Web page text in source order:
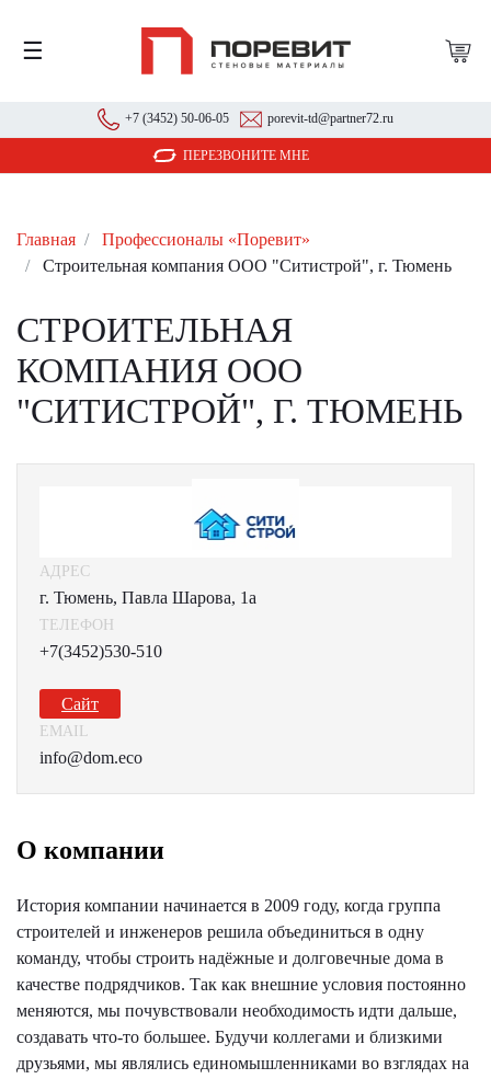
☰
+7 (3452) 50-06-05 porevit-td@partner72.ru
ПЕРЕЗВОНИТЕ МНЕ
Главная
Профессионалы «Поревит»
Строительная компания ООО "Ситистрой", г. Тюмень
СТРОИТЕЛЬНАЯ
КОМПАНИЯ ООО
"СИТИСТРОЙ", Г. ТЮМЕНЬ
АДРЕС
г. Тюмень, Павла Шарова, 1а
ТЕЛЕФОН
+7(3452)530-510
Сайт
EMAIL
info@dom.eco
О компании
История компании начинается в 2009 году, когда группа
строителей и инженеров решила объединиться в одну
команду, чтобы строить надёжные и долговечные дома в
качестве подрядчиков. Так как внешние условия постоянно
меняются, мы почувствовали необходимость идти дальше,
создавать что-то большее. Будучи коллегами и близкими
друзьями, мы являлись единомышленниками во взглядах на